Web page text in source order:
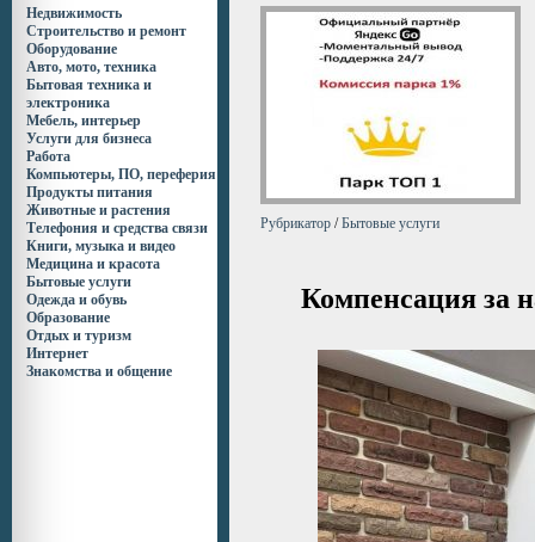
Недвижимость
Строительство и ремонт
Оборудование
Авто, мото, техника
Бытовая техника и
электроника
Мебель, интерьер
Услуги для бизнеса
Работа
Компьютеры, ПО, переферия
Продукты питания
Животные и растения
Телефония и средства связи
Книги, музыка и видео
Медицина и красота
Бытовые услуги
Одежда и обувь
Образование
Отдых и туризм
Интернет
Знакомства и общение
Рубрикатор /Бытовые услуги
Компенсация за